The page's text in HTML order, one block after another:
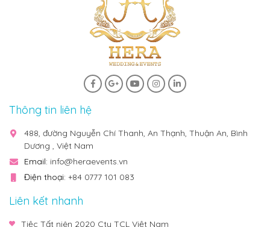
Thông tin liên hệ
488, đường Nguyễn Chí Thanh, An Thạnh, Thuận An, Bình
Dương , Việt Nam
Email: info@heraevents.vn
Điện thoại: +84 0777 101 083
Liên kết nhanh
Tiệc Tất niên 2020 Cty TCL Việt Nam